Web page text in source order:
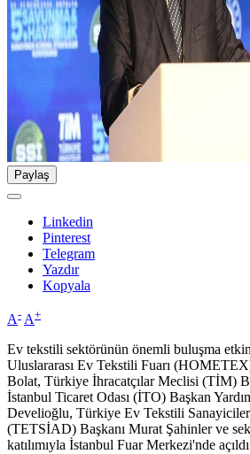
Paylaş
Linkedin
Pinterest
Telegram
Yazdır
Kopyala
A- A+
Ev tekstili sektörünün önemli buluşma
Uluslararası Ev Tekstili Fuarı
Bolat, Türkiye İhracatçılar Meclisi (TİM)
İstanbul Ticaret Odası (İTO) Başkan
Develioğlu, Türkiye Ev Tekstili
(TETSİAD) Başkanı Murat Şahinler ve
katılımıyla İstanbul Fuar Merkezi'nde